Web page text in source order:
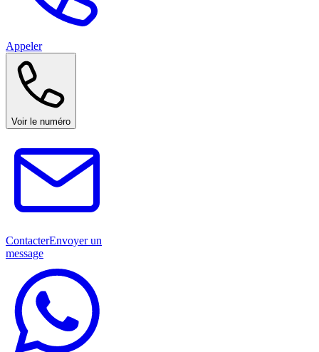
Appeler
Voir le numéro
ContacterEnvoyer un
message